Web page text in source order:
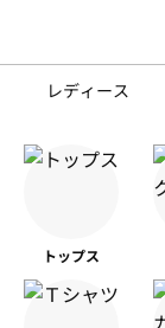
レディース
トップス